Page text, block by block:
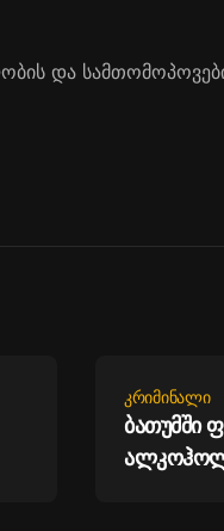
და
ᲙᲠᲘᲛᲘᲜᲐᲚᲘ
ბათუმში